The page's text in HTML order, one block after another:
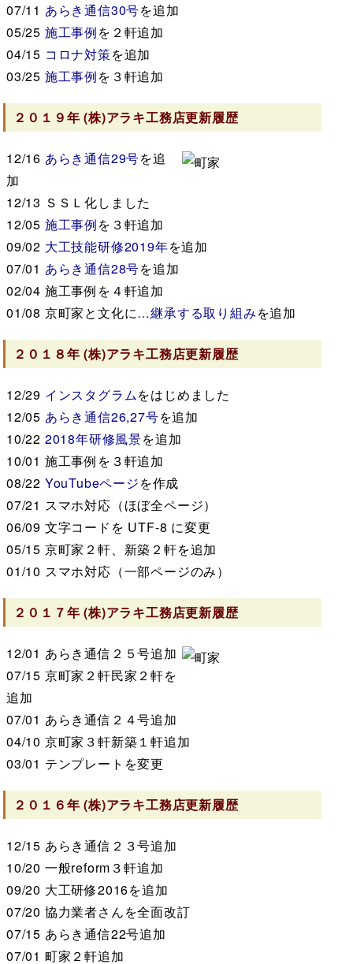
07/11 あらき通信30号を追加
05/25 施工事例を２軒追加
04/15 コロナ対策を追加
03/25 施工事例を３軒追加
２０１９年(株)アラキ工務店更新履歴
12/16 あらき通信29号を追
加
12/13 ＳＳＬ化しました
12/05 施工事例を３軒追加
09/02 大工技能研修2019年を追加
07/01 あらき通信28号を追加
02/04 施工事例を４軒追加
01/08 京町家と文化に…継承する取り組みを追加
２０１８年(株)アラキ工務店更新履歴
12/29 インスタグラムをはじめました
12/05 あらき通信26,27号を追加
10/22 2018年研修風景を追加
10/01 施工事例を３軒追加
08/22 YouTubeページを作成
07/21 スマホ対応（ほぼ全ページ）
06/09 文字コードを UTF-8 に変更
05/15 京町家２軒、新築２軒を追加
01/10 スマホ対応（一部ページのみ）
２０１７年(株)アラキ工務店更新履歴
12/01 あらき通信２５号追加
07/15 京町家２軒民家２軒を
追加
07/01 あらき通信２４号追加
04/10 京町家３軒新築１軒追加
03/01 テンプレートを変更
２０１６年(株)アラキ工務店更新履歴
12/15 あらき通信２３号追加
10/20 一般reform３軒追加
09/20 大工研修2016を追加
07/20 協力業者さんを全面改訂
07/15 あらき通信22号追加
07/01 町家２軒追加